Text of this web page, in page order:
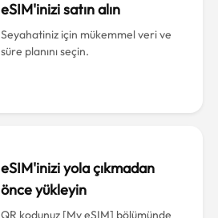
eSIM'inizi satın alın
Seyahatiniz için mükemmel veri ve
süre planını seçin.
eSIM'inizi yola çıkmadan
önce yükleyin
QR kodunuz [My eSIM] bölümünde